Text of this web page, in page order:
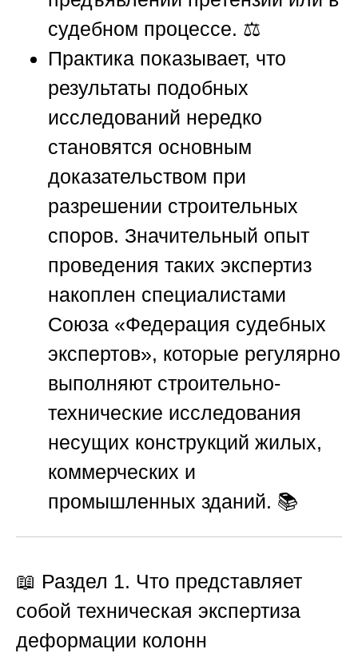
судебном процессе. ⚖️
Практика показывает, что
результаты подобных
исследований нередко
становятся основным
доказательством при
разрешении строительных
споров. Значительный опыт
проведения таких экспертиз
накоплен специалистами
Союза «Федерация судебных
экспертов», которые регулярно
выполняют строительно-
технические исследования
несущих конструкций жилых,
коммерческих и
промышленных зданий. 📚
📖 Раздел 1. Что представляет
собой техническая экспертиза
деформации колонн